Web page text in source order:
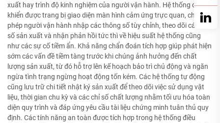
xuất hay trình độ kinh nghiệm của người vận hành. Hệ thống điều
khiển được trang bị giao diện màn hình cảm ứng trực quan, cho
phép người vận hành nhập các thông số tùy chỉnh, theo dõi các chỉ
số sản xuất và nhận phản hồi tức thì về hiệu suất hệ thống cũng
như các sự cố tiềm ẩn. Khả năng chẩn đoán tích hợp giúp phát hiện
sớm các vấn đề tiềm tàng trước khi chúng ảnh hưởng đến chất
lượng sản xuất, từ đó hỗ trợ lên kế hoạch bảo trì chủ động và ngăn
ngừa tình trạng ngừng hoạt động tốn kém. Các hệ thống tự động
cũng lưu trữ chi tiết nhật ký sản xuất để theo dõi việc sử dụng vật
liệu, thời gian chu kỳ và các chỉ số chất lượng nhằm tối ưu hóa toàn
diện quy trình và đáp ứng yêu cầu tài liệu chứng minh tuân thủ quy
định. Các tính năng an toàn được tích hợp trong hệ thống điều